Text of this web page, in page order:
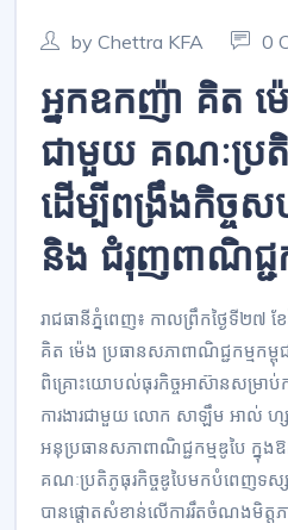
by Chettra KFA 0
អ្នកឧកញ៉ា គិត ម៉
ជាមួយ គណៈប្រតិ
ដើម្បីពង្រឹងកិច្ចស
និង ជំរុញពាណិជ្ជ
រាជធានីភ្នំពេញ៖ កាលព្រឹកថ្ងៃទី២៧ ខ
គិត ម៉េង ប្រធានសភាពាណិជ្ជកម្មកម្ពុ
ពិគ្រោះយោបល់ធុរកិច្ចអាស៊ានសម្រាប់
ការងារជាមួយ លោក សាឡឹម អាល់ ហ្
អនុប្រធានសភាពាណិជ្ជកម្មឌូបៃ ក្នុ
គណៈប្រតិភូធុរកិច្ចឌូបៃមកបំពេញទស្ស
បានផ្តោតសំខាន់លើការរឹតចំណងមិត្ត